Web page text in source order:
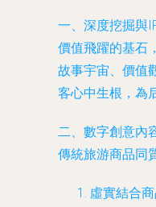
一、深度挖掘與
價值飛躍的基石
故事宇宙、價值
客心中生根，為
二、數字創意內
傳統旅游商品同
虛實結合